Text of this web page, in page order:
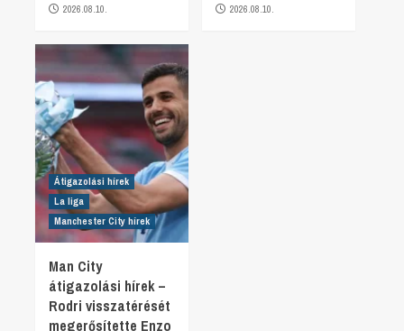
2026.08.10.
2026.08.10.
Átigazolási hírek
La liga
Manchester City hírek
Man City
átigazolási hírek –
Rodri visszatérését
megerősítette Enzo